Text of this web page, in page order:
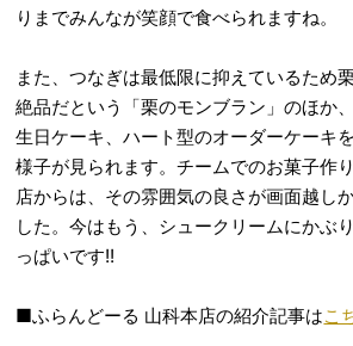
りまでみんなが笑顔で食べられますね。
また、つなぎは最低限に抑えているため
絶品だという「栗のモンブラン」のほか
生日ケーキ、ハート型のオーダーケーキ
様子が見られます。チームでのお菓子作
店からは、その雰囲気の良さが画面越し
した。今はもう、シュークリームにかぶ
っぱいです!!
■ふらんどーる 山科本店の紹介記事はこ